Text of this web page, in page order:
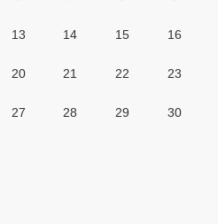
13 14 15 16
20 21 22 23
27 28 29 30